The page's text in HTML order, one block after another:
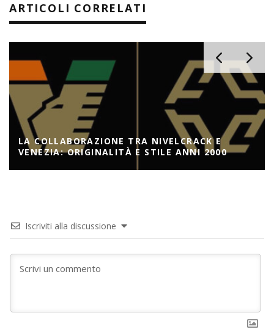
ARTICOLI CORRELATI
LA COLLABORAZIONE TRA NIVELCRACK E
VENEZIA: ORIGINALITÀ E STILE ANNI 2000
Iscriviti alla discussione